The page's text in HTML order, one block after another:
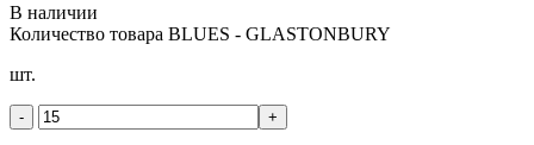
В наличии
Количество товара BLUES - GLASTONBURY
шт.
- +